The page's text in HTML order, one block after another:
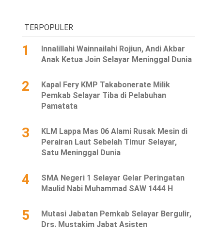
TERPOPULER
1
Innalillahi Wainnailahi Rojiun, Andi Akbar
Anak Ketua Join Selayar Meninggal Dunia
2
Kapal Fery KMP Takabonerate Milik
Pemkab Selayar Tiba di Pelabuhan
Pamatata
3
KLM Lappa Mas 06 Alami Rusak Mesin di
Perairan Laut Sebelah Timur Selayar,
Satu Meninggal Dunia
4
SMA Negeri 1 Selayar Gelar Peringatan
Maulid Nabi Muhammad SAW 1444 H
5
Mutasi Jabatan Pemkab Selayar Bergulir,
Drs. Mustakim Jabat Asisten